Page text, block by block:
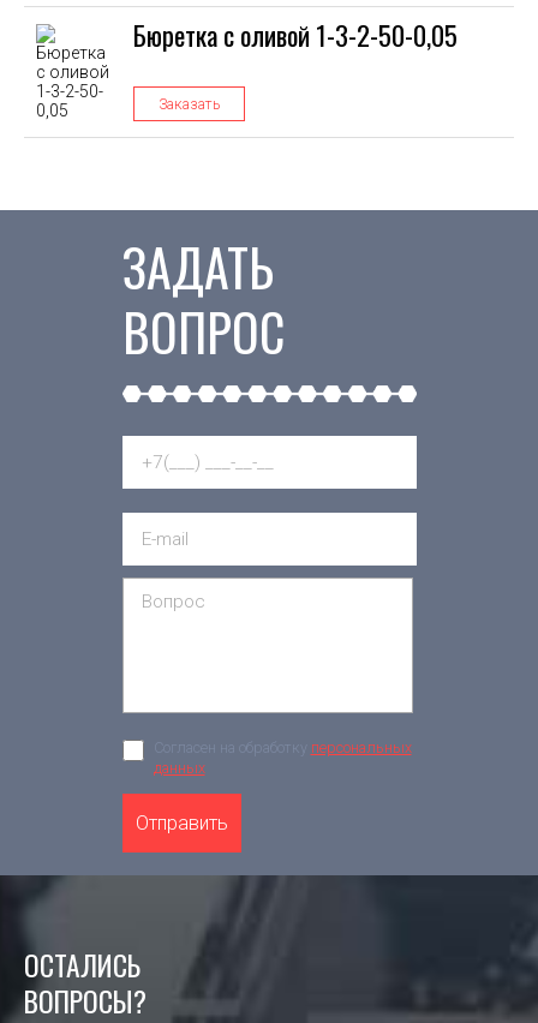
Бюретка с оливой 1-3-2-50-0,05
Заказать
ЗАДАТЬ
ВОПРОС
Согласен на обработку персональных
данных
Отправить
ОСТАЛИСЬ
ВОПРОСЫ?